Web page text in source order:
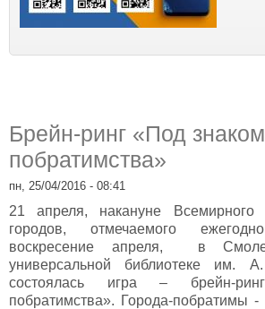
Брейн-ринг «Под знаком
побратимства»
пн, 25/04/2016 - 08:41
21 апреля, накануне Всемирного
городов, отмечаемого
воскресение апреля, в
универсальной библиотеке им.
состоялась игра – брейн-
побратимства». Города-побратимы